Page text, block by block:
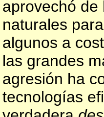
aprovechó de
naturales
algunos a
las grandes
agresión ha
tecnologías